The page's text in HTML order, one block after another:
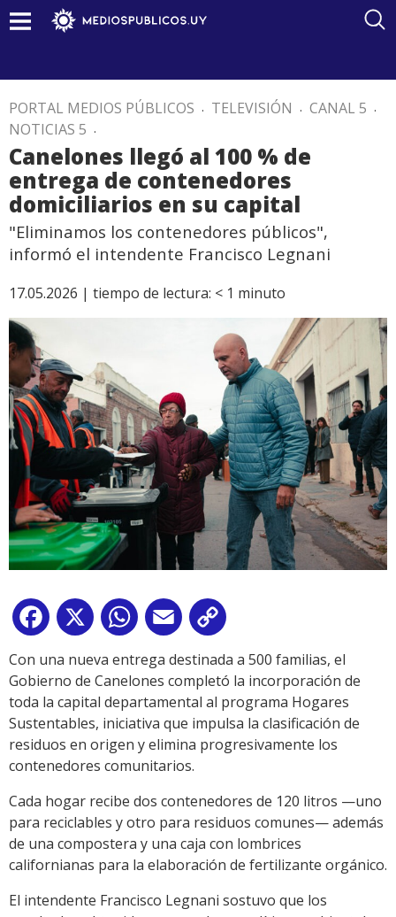
PORTAL MEDIOS PÚBLICOS . TELEVISIÓN . CANAL 5 .
NOTICIAS 5 .
Canelones llegó al 100 % de
entrega de contenedores
domiciliarios en su capital
"Eliminamos los contenedores públicos",
informó el intendente Francisco Legnani
17.05.2026 | tiempo de lectura: < 1 minuto
Facebook
X WhatsApp
Email
Link
Con una nueva entrega destinada a 500 familias, el
Gobierno de Canelones completó la incorporación de
toda la capital departamental al programa Hogares
Sustentables, iniciativa que impulsa la clasificación de
residuos en origen y elimina progresivamente los
contenedores comunitarios.
Cada hogar recibe dos contenedores de 120 litros —uno
para reciclables y otro para residuos comunes— además
de una compostera y una caja con lombrices
californianas para la elaboración de fertilizante orgánico.
El intendente Francisco Legnani sostuvo que los